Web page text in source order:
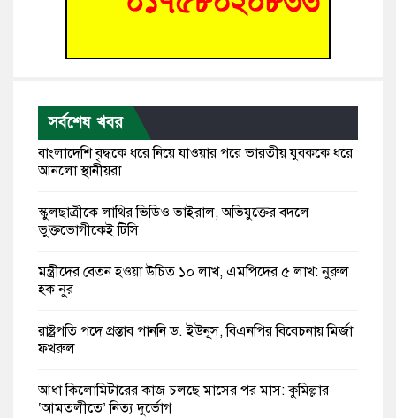
সর্বশেষ খবর
বাংলাদেশি বৃদ্ধকে ধরে নিয়ে যাওয়ার পরে ভারতীয় যুবককে ধরে
আনলো স্থানীয়রা
স্কুলছাত্রীকে লাথির ভিডিও ভাইরাল, অভিযুক্তের বদলে
ভুক্তভোগীকেই টিসি
মন্ত্রীদের বেতন হওয়া উচিত ১০ লাখ, এমপিদের ৫ লাখ: নুরুল
হক নুর
রাষ্ট্রপতি পদে প্রস্তাব পাননি ড. ইউনূস, বিএনপির বিবেচনায় মির্জা
ফখরুল
আধা কিলোমিটারের কাজ চলছে মাসের পর মাস: কুমিল্লার
‘আমতলীতে’ নিত্য দুর্ভোগ